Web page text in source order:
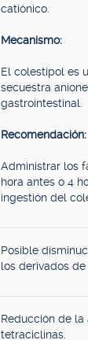
catiónico.
Mecanismo:
El colestipol es
secuestra
gastrointestinal.
Recomendación:
Administrar los
hora antes o 4
ingestión del
Posible
los derivados de
Reducción de
tetraciclinas.